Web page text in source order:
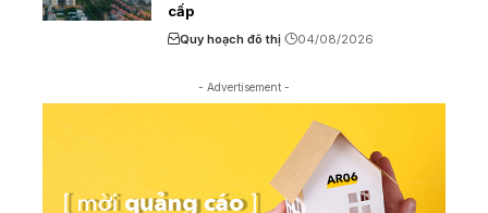
cấp
Quy hoạch đô thị 04/08/2026
- Advertisement -